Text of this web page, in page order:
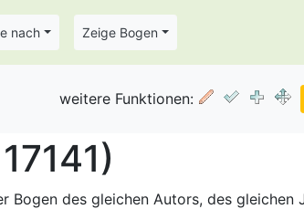
nach Zeige Bogen
weitere Funktionen:
Bogen des gleichen Autors, des